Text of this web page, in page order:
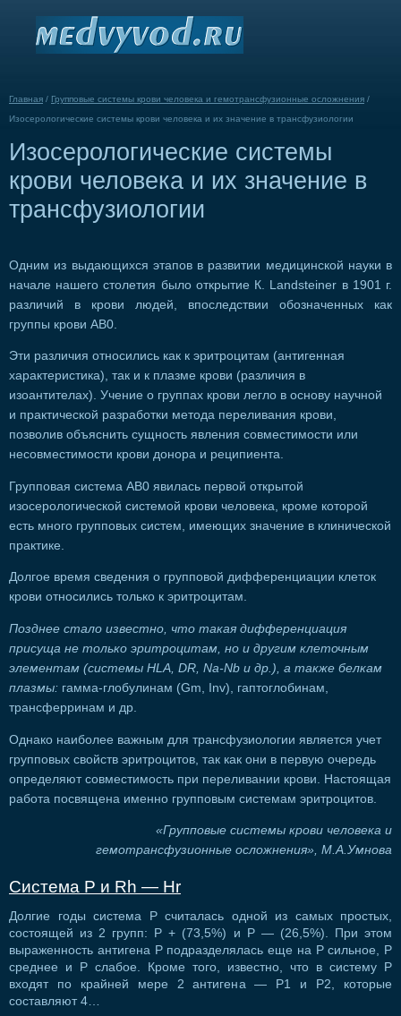
Главная / Групповые системы крови человека и гемотрансфузионные осложнения /
Изосерологические системы крови человека и их значение в трансфузиологии
Изосерологические системы
крови человека и их значение в
трансфузиологии
Одним из выдающихся этапов в развитии медицинской науки в
начале нашего столетия было открытие К. Landsteiner в 1901 г.
различий в крови людей, впоследствии обозначенных как
группы крови АВ0.
Эти различия относились как к эритроцитам (антигенная
характеристика), так и к плазме крови (различия в
изоантителах). Учение о группах крови легло в основу научной
и практической разработки метода переливания крови,
позволив объяснить сущность явления совместимости или
несовместимости крови донора и реципиента.
Групповая система АВ0 явилась первой открытой
изосерологической системой крови человека, кроме которой
есть много групповых систем, имеющих значение в клинической
практике.
Долгое время сведения о групповой дифференциации клеток
крови относились только к эритроцитам.
Позднее стало известно, что такая дифференциация
присуща не только эритроцитам, но и другим клеточным
элементам (системы HLA, DR, Na-Nb и др.), а также белкам
плазмы: гамма-глобулинам (Gm, Inv), гаптоглобинам,
трансферринам и др.
Однако наиболее важным для трансфузиологии является учет
групповых свойств эритроцитов, так как они в первую очередь
определяют совместимость при переливании крови. Настоящая
работа посвящена именно групповым системам эритроцитов.
«Групповые системы крови человека и
гемотрансфузионные осложнения», М.А.Умнова
Система Р и Rh — Нr
Долгие годы система Р считалась одной из самых простых,
состоящей из 2 групп: Р + (73,5%) и Р — (26,5%). При этом
выраженность антигена Р подразделялась еще на Р сильное, Р
среднее и Р слабое. Кроме того, известно, что в систему Р
входят по крайней мере 2 антигена — P1 и P2, которые
составляют 4…